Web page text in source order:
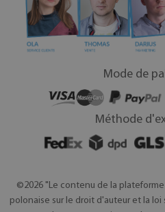
Mode de
Méthode
©2026 "Le contenu de la
polonaise sur le droit d'auteur et la